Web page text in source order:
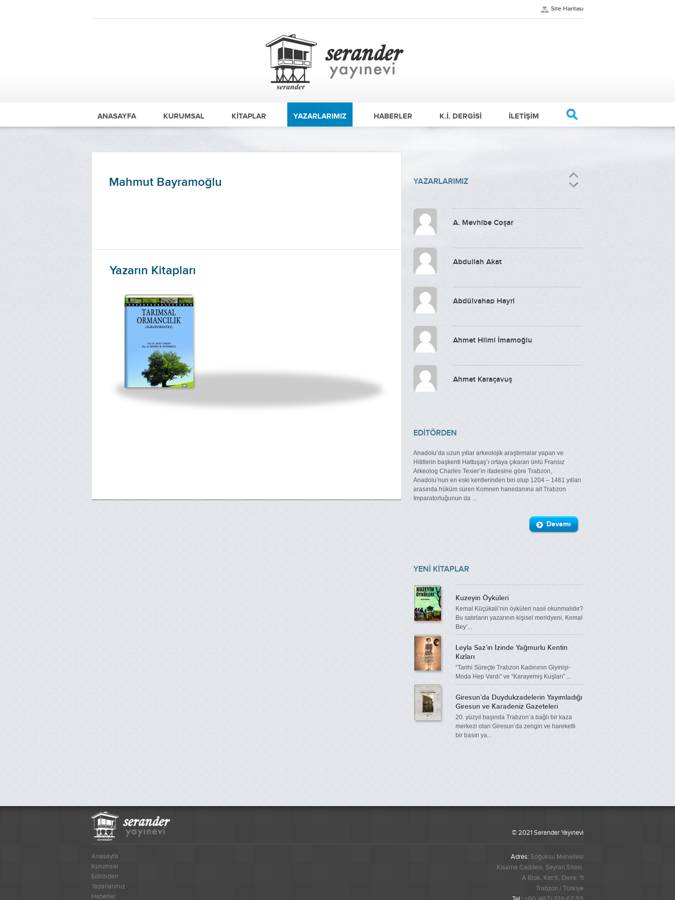
Site Haritası
ANASAYFA KURUMSAL KİTAPLAR YAZARLARIMIZ HABERLER K.İ. DERGİSİ İLETİŞİM
Mahmut Bayramoğlu
Yazarın Kitapları
YAZARLARIMIZ
A. Mevhibe Coşar
Abdullah Akat
Abdülvahap Hayri
Ahmet Hilmi İmamoğlu
Ahmet Karaçavuş
Ahmet Yadi
Ali Coşkun Hirik
Atilla Alp Bölükbaşı
Atilla Aşut
Aynur Köse
EDİTÖRDEN
Anadolu’da uzun yıllar arkeolojik araştırmalar yapan ve
Hititlerin başkenti Hattuşaş’ı ortaya çıkaran ünlü Fransız
Arkeolog Charles Texier’in ifadesine göre Trabzon,
Anadolu’nun en eski kentlerinden biri olup 1204 – 1461 yılları
arasında hüküm süren Komnen hanedanına ait Trabzon
İmparatorluğunun da ...
Devamı
YENİ KİTAPLAR
Kuzeyin Öyküleri
Kemal Küçükali’nin öyküleri nasıl okunmalıdır?
Bu satırların yazarının kişisel meridyeni, Kemal
Bey’...
Leyla Saz’ın İzinde Yağmurlu Kentin
Kızları
“Tarihi Süreçte Trabzon Kadınının Giyinişi-
Moda Hep Vardı” ve “Karayemiş Kuşları” ...
Giresun’da Duydukzadelerin Yayımladığı
Giresun ve Karadeniz Gazeteleri
20. yüzyıl başında Trabzon’a bağlı bir kaza
merkezi olan Giresun’da zengin ve hareketli
bir basın ya...
© 2021 Serander Yayınevi
Anasayfa
Kurumsal
Editörden
Yazarlarımız
Haberler
Adres: Soğuksu Mahallesi
Kisarna Caddesi, Seyran Sitesi,
A Blok, Kat:6, Daire: 11
Trabzon / Türkiye